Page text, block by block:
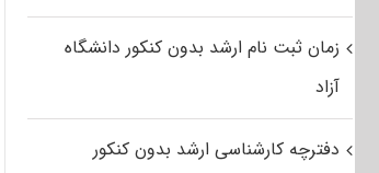
زمان ثبت نام ارشد بدون کنکور دانشگاه
آزاد
دفترچه کارشناسی ارشد بدون کنکور